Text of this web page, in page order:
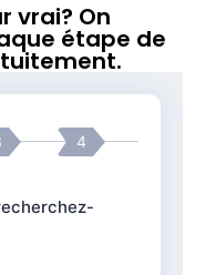
vrai? On
étape de